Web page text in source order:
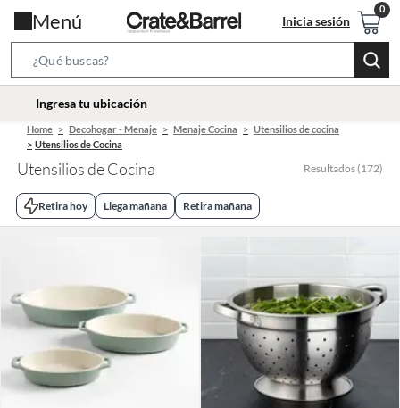
Menú Inicia sesión
Bar
location-
Ingresa tu ubicación
Home Decohogar - Menaje Menaje Cocina
Utensilios de cocina
Utensilios de Cocina
Utensilios de Cocina Resultados (172)
Retira hoy Llega mañana Retira mañana